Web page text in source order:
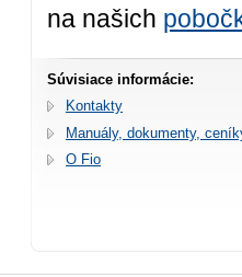
na našich
Súvisiace informácie:
Kontakty
Manuály, dokumenty,
O Fio